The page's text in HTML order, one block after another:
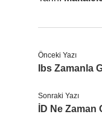
Önceki Yazı
Ibs Zamanla
Sonraki Yazı
İD Ne Zaman